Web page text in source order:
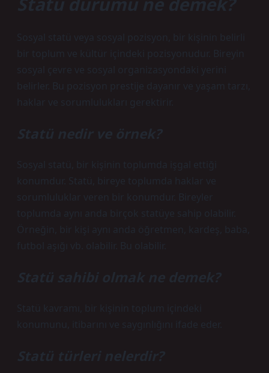
Sosyal statü veya sosyal pozisyon, bir kişinin belirli
bir toplum ve kültür içindeki pozisyonudur. Bireyin
sosyal çevre ve sosyal organizasyondaki yerini
belirler. Bu pozisyon prestije dayanır ve yaşam tarzı,
haklar ve sorumlulukları gerektirir.
Statü nedir ve örnek?
Sosyal statü, bir kişinin toplumda işgal ettiği
konumdur. Statü, bireye toplumda haklar ve
sorumluluklar veren bir konumdur. Bireyler
toplumda aynı anda birçok statüye sahip olabilir.
Örneğin, bir kişi aynı anda öğretmen, kardeş, baba,
futbol aşığı vb. olabilir. Bu olabilir.
Statü sahibi olmak ne demek?
Statü kavramı, bir kişinin toplum içindeki
konumunu, itibarını ve saygınlığını ifade eder.
Statü türleri nelerdir?